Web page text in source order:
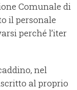
Comunale di
il personale
perché l’iter
nel
al proprio